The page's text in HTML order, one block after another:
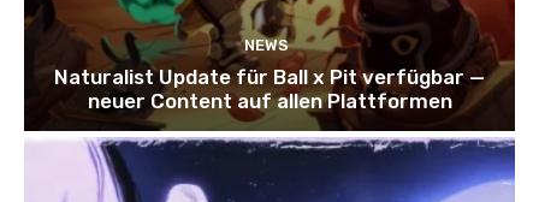
NEWS
Naturalist Update für Ball x Pit verfügbar —
neuer Content auf allen Plattformen